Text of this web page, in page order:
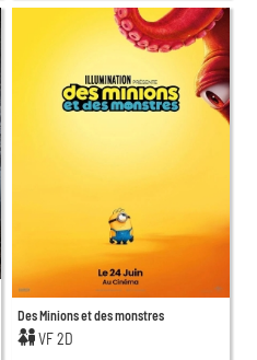
Des Minions et des monstres
VF 2D